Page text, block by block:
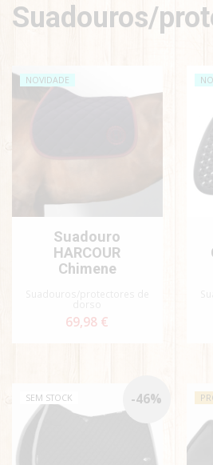
Suadouros/
NOVIDADE
Suadouro
HARCOUR
Chimene
69,98 €
-46%
SEM STOCK